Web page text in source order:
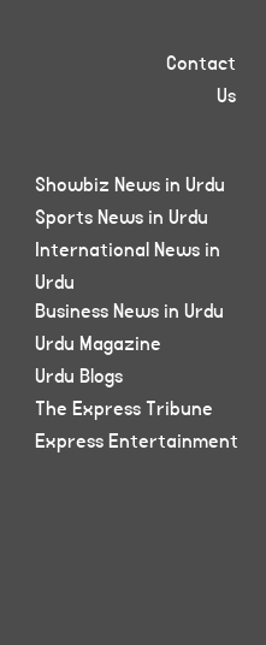
Contact
Us
Showbiz News in Urdu
Sports News in Urdu
International News in
Urdu
Business News in Urdu
Urdu Magazine
Urdu Blogs
The Express Tribune
Express Entertainment